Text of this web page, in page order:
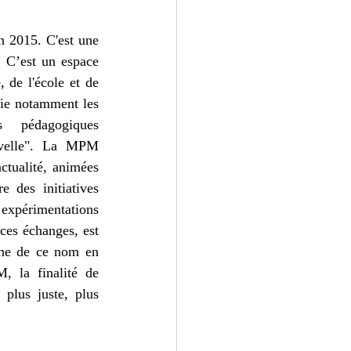
2015. C'est une
un espace
de l'école et de
notamment les
La MPM
animées
des initiatives
échanges, est
de ce nom en
la finalité de
plus juste, plus